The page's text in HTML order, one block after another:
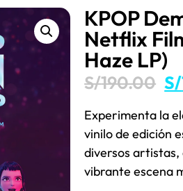
KPOP
Netflix
Haze LP)
S/190.00 S/
Experimenta la
vinilo de edición
diversos artistas,
vibrante escena